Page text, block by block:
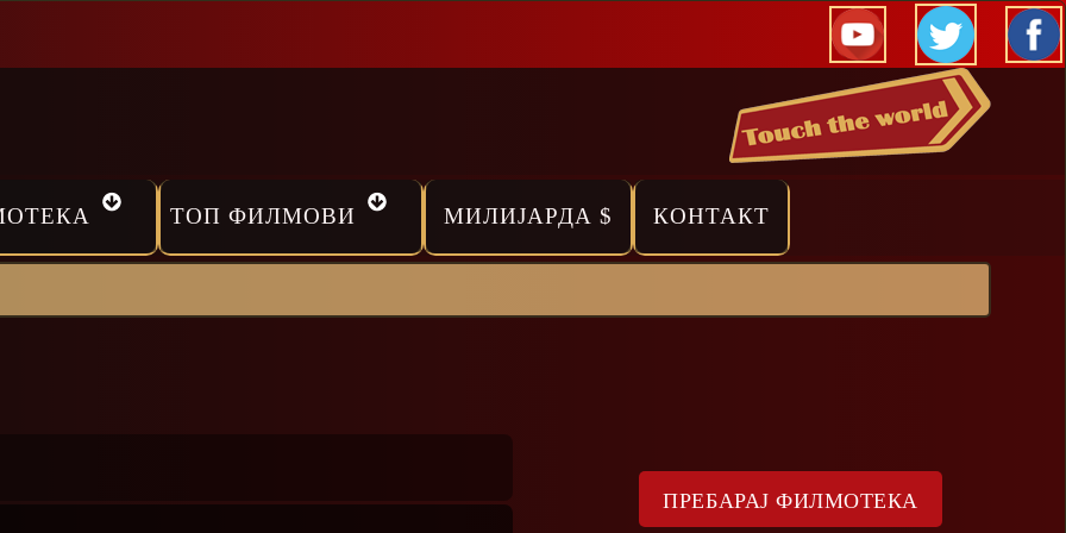
ТОП ФИЛМОВИ МИЛИЈАРДА $ КОНТАКТ